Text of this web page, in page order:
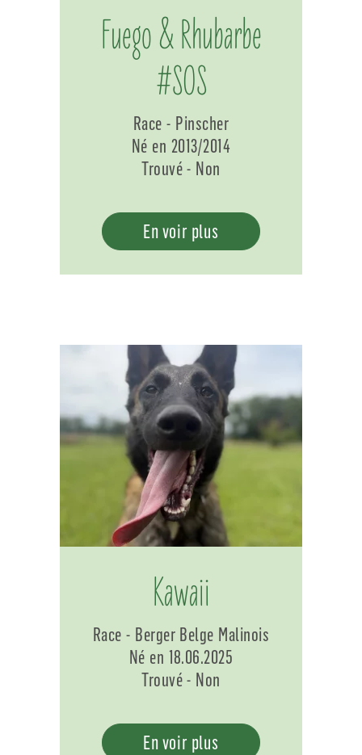
Fuego & Rhubarbe
#SOS
Race - Pinscher
Né en 2013/2014
Trouvé - Non
En voir plus
Kawaii
Race - Berger Belge Malinois
Né en 18.06.2025
Trouvé - Non
En voir plus